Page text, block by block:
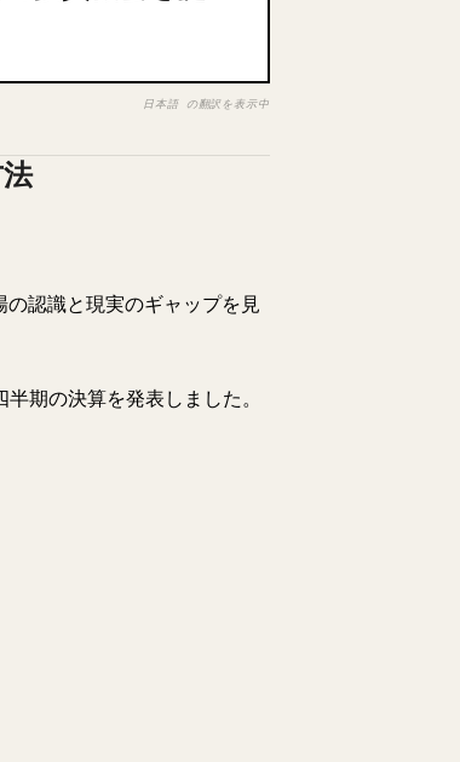
日本語 の翻訳を表示中
認識と現実のギャップを見
期の決算を発表しました。